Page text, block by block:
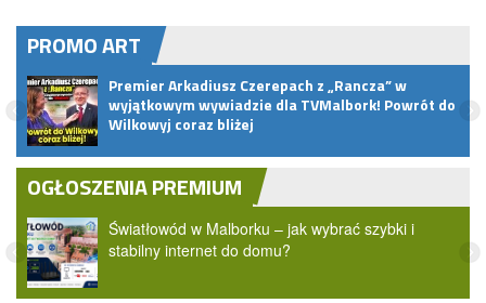
PROMO ART
Premier Arkadiusz Czerepach z „Rancza” w
wyjątkowym wywiadzie dla TVMalbork! Powrót do
Wilkowyj coraz bliżej
OGŁOSZENIA PREMIUM
Światłowód w Malborku – jak wybrać szybki i
stabilny internet do domu?